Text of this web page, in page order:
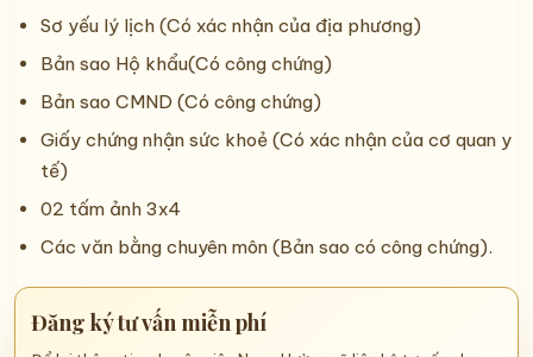
Sơ yếu lý lịch (Có xác nhận của địa phương)
Bản sao Hộ khẩu(Có công chứng)
Bản sao CMND (Có công chứng)
Giấy chứng nhận sức khoẻ (Có xác nhận của cơ quan y
tế)
02 tấm ảnh 3x4
Các văn bằng chuyên môn (Bản sao có công chứng).
Đăng ký tư vấn miễn phí